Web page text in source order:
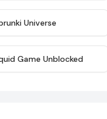
Universe
★
Game Unblocked